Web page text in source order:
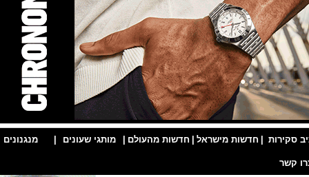
| חדשות מישראל | חדשות מהעולם | מותגי שעונים | מנגנונים |